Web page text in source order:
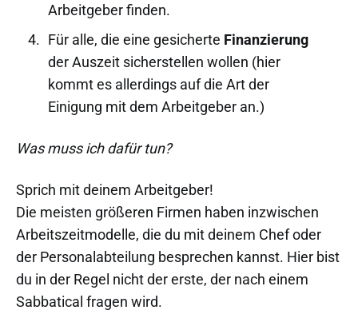
Arbeitgeber finden.
Für alle, die eine gesicherte Finanzierung
der Auszeit sicherstellen wollen (hier
kommt es allerdings auf die Art der
Einigung mit dem Arbeitgeber an.)
Was muss ich dafür tun?
Sprich mit deinem Arbeitgeber!
Die meisten größeren Firmen haben inzwischen
Arbeitszeitmodelle, die du mit deinem Chef oder
der Personalabteilung besprechen kannst. Hier bist
du in der Regel nicht der erste, der nach einem
Sabbatical fragen wird.